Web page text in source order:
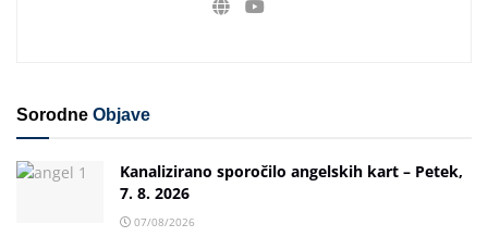
Sorodne Objave
Kanalizirano sporočilo angelskih kart – Petek,
7. 8. 2026
07/08/2026